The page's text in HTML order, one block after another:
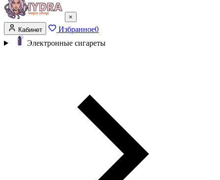
×
Кабинет
Избранное0
Электронные сигареты